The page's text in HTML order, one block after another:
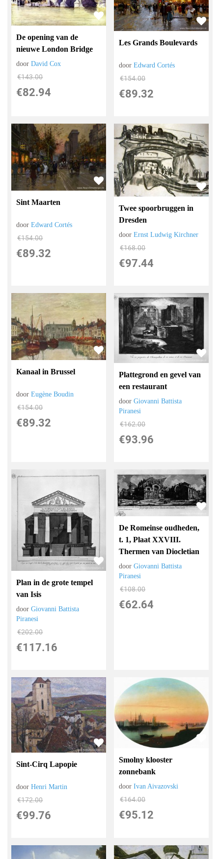
De opening van de
nieuwe London Bridge
doorDavid Cox
€143.00
€82.94
Les Grands Boulevards
doorEdward Cortés
€154.00
€89.32
Sint Maarten
doorEdward Cortés
€154.00
€89.32
Twee spoorbruggen in
Dresden
doorErnst Ludwig Kirchner
€168.00
€97.44
Kanaal in Brussel
doorEugène Boudin
€154.00
€89.32
Plattegrond en gevel van
een restaurant
doorGiovanni Battista
Piranesi
€162.00
€93.96
Plan in de grote tempel
van Isis
doorGiovanni Battista
Piranesi
€202.00
€117.16
De Romeinse oudheden,
t. 1, Plaat XXVIII.
Thermen van Diocletian
doorGiovanni Battista
Piranesi
€108.00
€62.64
Sint-Cirq Lapopie
doorHenri Martin
€172.00
€99.76
Smolny klooster
zonnebank
doorIvan Aivazovski
€164.00
€95.12